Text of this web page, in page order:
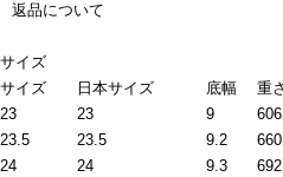
返品について
サイズ
サイズ
日本サイズ 底幅 重
23
23 9 606
23.5
23.5 9.2 660
24
24 9.3 692